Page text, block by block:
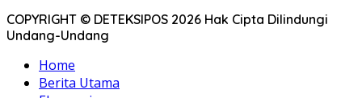
COPYRIGHT © DETEKSIPOS 2026 Hak Cipta Dilindungi
Undang-Undang
Home
Berita Utama